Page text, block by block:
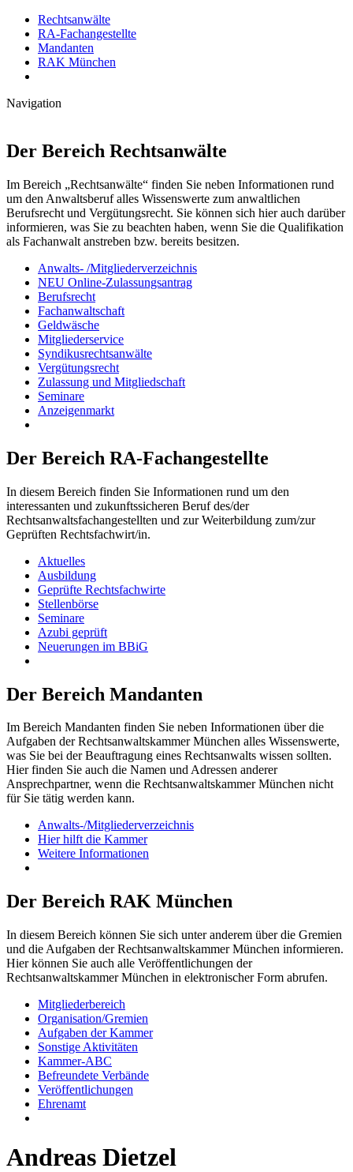
Rechtsanwälte
RA-Fachangestellte
Mandanten
RAK München
Navigation
Der Bereich Rechtsanwälte
Im Bereich „Rechtsanwälte“ finden Sie neben Informationen rund
um den Anwaltsberuf alles Wissenswerte zum anwaltlichen
Berufsrecht und Vergütungsrecht. Sie können sich hier auch darüber
informieren, was Sie zu beachten haben, wenn Sie die Qualifikation
als Fachanwalt anstreben bzw. bereits besitzen.
Anwalts- /Mitgliederverzeichnis
NEU Online-Zulassungsantrag
Berufsrecht
Fachanwaltschaft
Geldwäsche
Mitgliederservice
Syndikusrechtsanwälte
Vergütungsrecht
Zulassung und Mitgliedschaft
Seminare
Anzeigenmarkt
Der Bereich RA-Fachangestellte
In diesem Bereich finden Sie Informationen rund um den
interessanten und zukunftssicheren Beruf des/der
Rechtsanwaltsfachangestellten und zur Weiterbildung zum/zur
Geprüften Rechtsfachwirt/in.
Aktuelles
Ausbildung
Geprüfte Rechtsfachwirte
Stellenbörse
Seminare
Azubi geprüft
Neuerungen im BBiG
Der Bereich Mandanten
Im Bereich Mandanten finden Sie neben Informationen über die
Aufgaben der Rechtsanwaltskammer München alles Wissenswerte,
was Sie bei der Beauftragung eines Rechtsanwalts wissen sollten.
Hier finden Sie auch die Namen und Adressen anderer
Ansprechpartner, wenn die Rechtsanwaltskammer München nicht
für Sie tätig werden kann.
Anwalts-/Mitgliederverzeichnis
Hier hilft die Kammer
Weitere Informationen
Der Bereich RAK München
In diesem Bereich können Sie sich unter anderem über die Gremien
und die Aufgaben der Rechtsanwaltskammer München informieren.
Hier können Sie auch alle Veröffentlichungen der
Rechtsanwaltskammer München in elektronischer Form abrufen.
Mitgliederbereich
Organisation/Gremien
Aufgaben der Kammer
Sonstige Aktivitäten
Kammer-ABC
Befreundete Verbände
Veröffentlichungen
Ehrenamt
Andreas Dietzel